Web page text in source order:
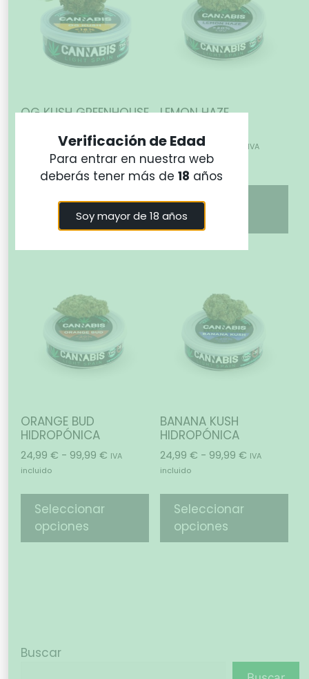
OG KUSH GREENHOUSE
37,99€ IVA incluido
Seleccionar
LEMON HAZE
14,99€ -
IVA
incluido
Seleccionar
opciones
ORANGE BUD
HIDROPÓNICA
24,99 € - 99,99 € IVA
incluido
Seleccionar
opciones
BANANA KUSH
HIDROPÓNICA
24,99 € - 99,99 € IVA
incluido
Seleccionar
opciones
Buscar
Verificación de Edad
Para entrar en nuestra web
deberás tener más de18 años
Soy mayor de 18 años